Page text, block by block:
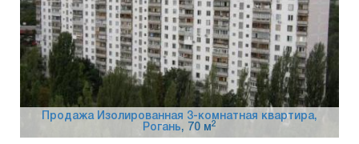
Продажа Изолированная 3-комнатная квартира,
Рогань, 70 м2